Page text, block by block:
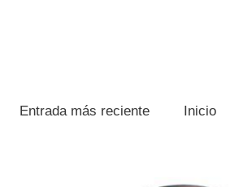
Entrada más reciente Inicio